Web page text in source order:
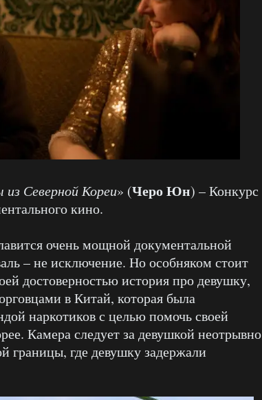
Северной Кореи» (Черо Юн) – Конкурс
кино.
очень мощной документальной
– не исключение. Но особняком стоит
достоверностью история про девушку,
в Китай, которая была
наркотиков с целью помочь своей
Камера следует за девушкой неотрывно
границы, где девушку задержали